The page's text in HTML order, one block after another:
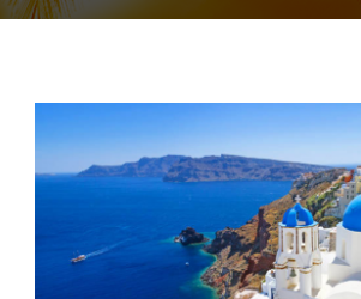
BUSCADOR DE VUELOS